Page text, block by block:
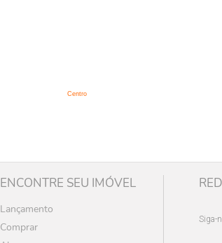
Centro
ENCONTRE SEU IMÓVEL
Lançamento
Comprar
Siga-